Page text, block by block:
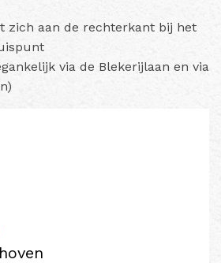
zich aan de rechterkant bij het
via de Blekerijlaan en via